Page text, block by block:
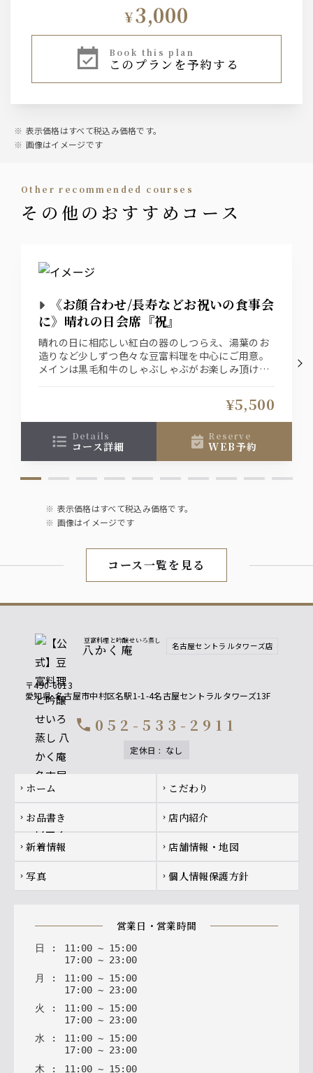
¥3,000
book this plan
このプランを予約する
表示価格はすべて税込み価格です。
画像はイメージです
other recommended courses
その他のおすすめコース
《お顔合わせ/長寿などお祝いの食事会
に》晴れの日会席『祝』
晴れの日に相応しい紅白の器のしつらえ、湯葉のお
造りなど少しずつ色々な豆富料理を中心にご用意。
メインは黒毛和牛のしゃぶしゃぶがお楽しみ頂ける
¥5,500
details
コース詳細
reserve
WEB予約
表示価格はすべて税込み価格です。
画像はイメージです
コース一覧を見る
豆富料理と吟醸せいろ蒸し
八かく庵 名古屋セントラルタワーズ店
〒450-6013
愛知県 名古屋市中村区名駅1-1-4名古屋セントラルタワーズ13F
call 052-533-2911
定休日 : なし
Footer navigation
chevron_right ホーム chevron_right こだわり
chevron_right お品書き chevron_right 店内紹介
chevron_right 新着情報 chevron_right 店舗情報・地図
chevron_right 写真 chevron_right 個人情報保護方針
営業日・営業時間
日 : 11 : 00 ~ 15: 00
17: 00 ~ 23: 00
月
: 11 : 00 ~ 15: 00
17: 00 ~ 23: 00
火
: 11: 00 ~ 15: 00
17: 00 ~ 23: 00
水 : 11: 00 ~ 15: 00
17: 00 ~ 23: 00
木 : 11 : 00 ~ 15: 00